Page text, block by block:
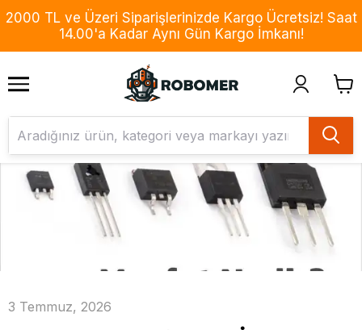
2000 TL ve Üzeri Siparişlerinizde Kargo Ücretsiz! Saat
14.00'a Kadar Aynı Gün Kargo İmkanı!
3 Temmuz, 2026